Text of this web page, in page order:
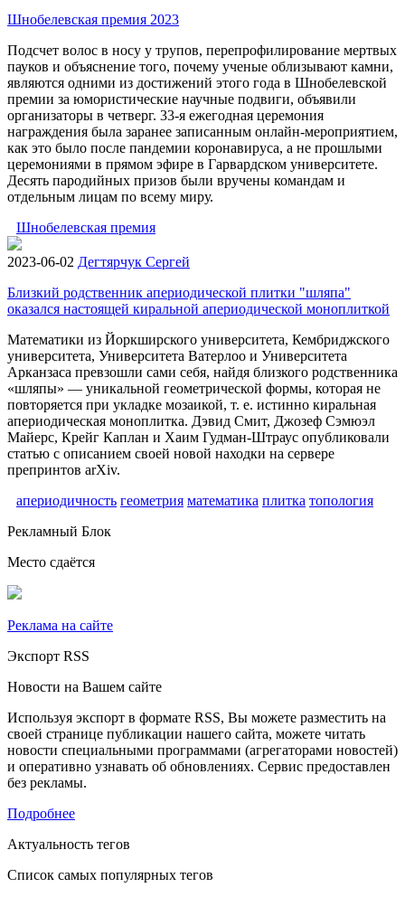
Шнобелевская премия 2023
Подсчет волос в носу у трупов, перепрофилирование мертвых
пауков и объяснение того, почему ученые облизывают камни,
являются одними из достижений этого года в Шнобелевской
премии за юмористические научные подвиги, объявили
организаторы в четверг. 33-я ежегодная церемония
награждения была заранее записанным онлайн-мероприятием,
как это было после пандемии коронавируса, а не прошлыми
церемониями в прямом эфире в Гарвардском университете.
Десять пародийных призов были вручены командам и
отдельным лицам по всему миру.
Шнобелевская премия
2023-06-02 Дегтярчук Сергей
Близкий родственник апериодической плитки "шляпа"
оказался настоящей киральной апериодической моноплиткой
Математики из Йоркширского университета, Кембриджского
университета, Университета Ватерлоо и Университета
Арканзаса превзошли сами себя, найдя близкого родственника
«шляпы» — уникальной геометрической формы, которая не
повторяется при укладке мозаикой, т. е. истинно киральная
апериодическая моноплитка. Дэвид Смит, Джозеф Сэмюэл
Майерс, Крейг Каплан и Хаим Гудман-Штраус опубликовали
статью с описанием своей новой находки на сервере
препринтов arXiv.
апериодичность геометрия математика плитка топология
Рекламный Блок
Место сдаётся
Реклама на сайте
Экспорт RSS
Новости на Вашем сайте
Используя экспорт в формате RSS, Вы можете разместить на
своей странице публикации нашего сайта, можете читать
новости специальными программами (агрегаторами новостей)
и оперативно узнавать об обновлениях. Сервис предоставлен
без рекламы.
Подробнее
Актуальность тегов
Список самых популярных тегов